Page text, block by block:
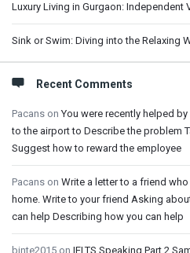
Luxury Living in Gurgaon: Independent
Sink or Swim: Diving into the Relaxing
Recent Comments
Pacans onYou were recently helped
to the airport to Describe the problem
Suggest how to reward the employee
Pacans on Write a letter to a friend
home. Write to your friend Asking
can help Describing how you can help
binte2015 on IELTS Speaking Part 2